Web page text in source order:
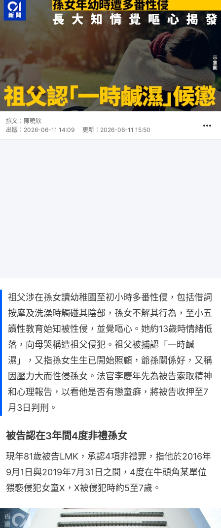
撰文： 陳曉欣
出版： 2026-06-11 14:09 更新： 2026-06-11 15:50
祖父涉在孫女讀幼稚園至初小時多番性侵，包括借詞
按摩及洗澡時觸碰其陰部，孫女不解其行為，至小五
讀性教育始知被性侵，並覺嘔心。她約13歲時情緒低
落，向母哭稱遭祖父侵犯。祖父被捕認「一時鹹
濕」，又指孫女生生已開始照顧，爺孫關係好，又稱
因壓力大而性侵孫女。法官李慶年先為被告索取精神
和心理報告，以看他是否有戀童癖，將被告收押至7
月3日判刑。
被告認在3年間4度非禮孫女
現年81歲被告LMK，承認4項非禮罪，指他於2016年
9月1日與2019年7月31日之間，4度在牛頭角某單位
猥褻侵犯女童X，X被侵犯時約5至7歲。